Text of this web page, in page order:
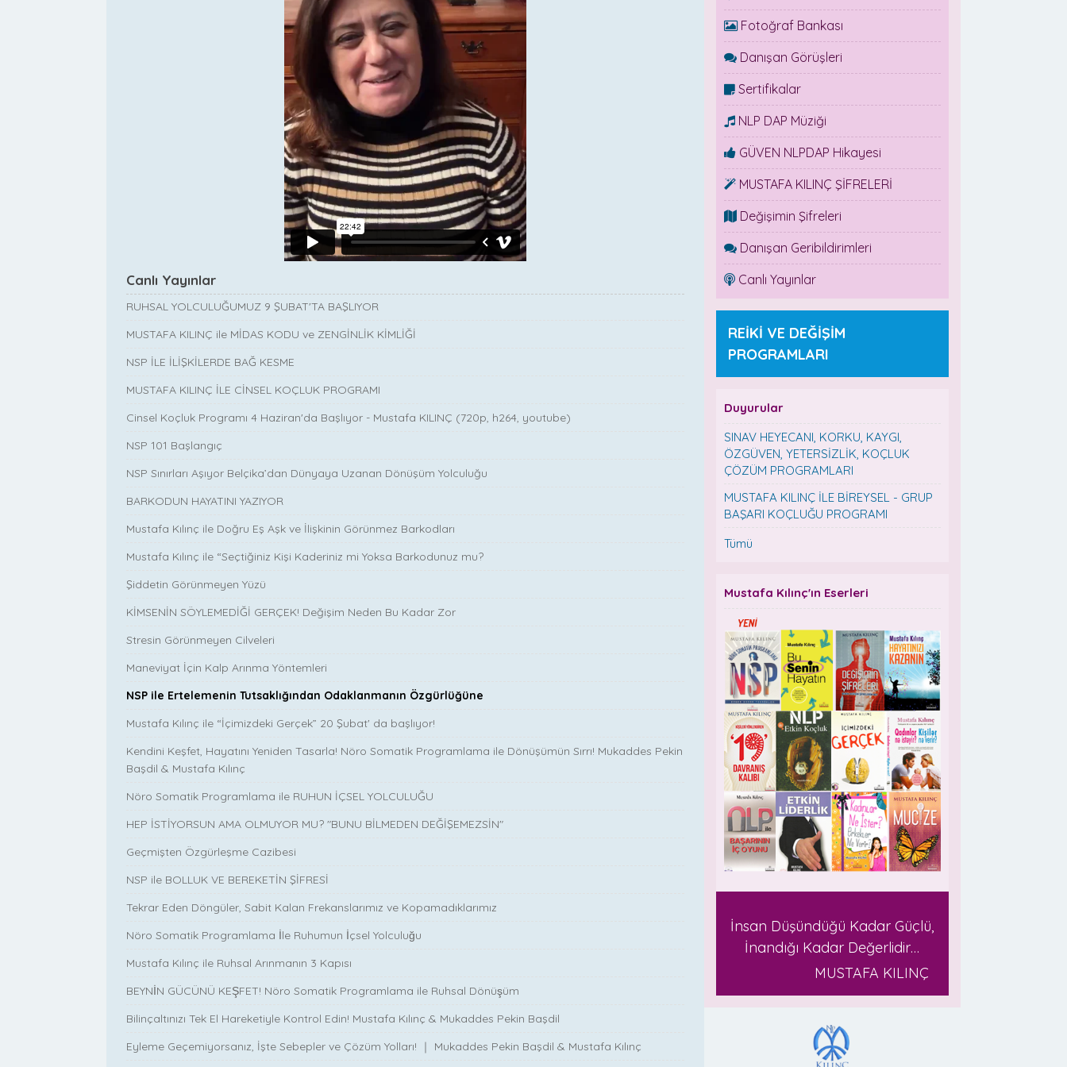
Canlı Yayınlar
RUHSAL YOLCULUĞUMUZ 9 ŞUBAT'TA BAŞLIYOR
MUSTAFA KILINÇ ile MİDAS KODU ve ZENGİNLİK KİMLİĞİ
NSP İLE İLİŞKİLERDE BAĞ KESME
MUSTAFA KILINÇ İLE CİNSEL KOÇLUK PROGRAMI
Cinsel Koçluk Programı 4 Haziran'da Başlıyor - Mustafa KILINÇ (720p, h264, youtube)
NSP 101 Başlangıç
NSP Sınırları Aşıyor Belçika’dan Dünyaya Uzanan Dönüşüm Yolculuğu
BARKODUN HAYATINI YAZIYOR
Mustafa Kılınç ile Doğru Eş Aşk ve İlişkinin Görünmez Barkodları
Mustafa Kılınç ile “Seçtiğiniz Kişi Kaderiniz mi Yoksa Barkodunuz mu?
Şiddetin Görünmeyen Yüzü
KİMSENİN SÖYLEMEDİĞİ GERÇEK! Değişim Neden Bu Kadar Zor
Stresin Görünmeyen Cilveleri
Maneviyat İçin Kalp Arınma Yöntemleri
NSP ile Ertelemenin Tutsaklığından Odaklanmanın Özgürlüğüne
Mustafa Kılınç ile “İçimizdeki Gerçek” 20 Şubat' da başlıyor!
Kendini Keşfet, Hayatını Yeniden Tasarla! Nöro Somatik Programlama ile Dönüşümün Sırrı! Mukaddes Pekin
Başdil & Mustafa Kılınç
Nöro Somatik Programlama ile RUHUN İÇSEL YOLCULUĞU
HEP İSTİYORSUN AMA OLMUYOR MU? "BUNU BİLMEDEN DEĞİŞEMEZSİN"
Geçmişten Özgürleşme Cazibesi
NSP ile BOLLUK VE BEREKETİN ŞİFRESİ
Tekrar Eden Döngüler, Sabit Kalan Frekanslarımız ve Kopamadıklarımız
Nöro Somatik Programlama İle Ruhumun İçsel Yolculuğu
Mustafa Kılınç ile Ruhsal Arınmanın 3 Kapısı
BEYNİN GÜCÜNÜ KEŞFET! Nöro Somatik Programlama ile Ruhsal Dönüşüm
Bilinçaltınızı Tek El Hareketiyle Kontrol Edin! Mustafa Kılınç & Mukaddes Pekin Başdil
Eyleme Geçemiyorsanız, İşte Sebepler ve Çözüm Yolları! ｜ Mukaddes Pekin Başdil & Mustafa Kılınç
Fotoğraf Bankası
Danışan Görüşleri
Sertifikalar
NLP DAP Müziği
GÜVEN NLPDAP Hikayesi
MUSTAFA KILINÇ ŞİFRELERİ
Değişimin Şifreleri
Danışan Geribildirimleri
Canlı Yayınlar
REİKİ VE DEĞİŞİM
PROGRAMLARI
Duyurular
SINAV HEYECANI, KORKU, KAYGI,
ÖZGÜVEN, YETERSİZLİK, KOÇLUK
ÇÖZÜM PROGRAMLARI
MUSTAFA KILINÇ İLE BİREYSEL - GRUP
BAŞARI KOÇLUĞU PROGRAMI
Tümü
Mustafa Kılınç'ın Eserleri
İnsan Düşündüğü Kadar Güçlü,
İnandığı Kadar Değerlidir…
MUSTAFA KILINÇ